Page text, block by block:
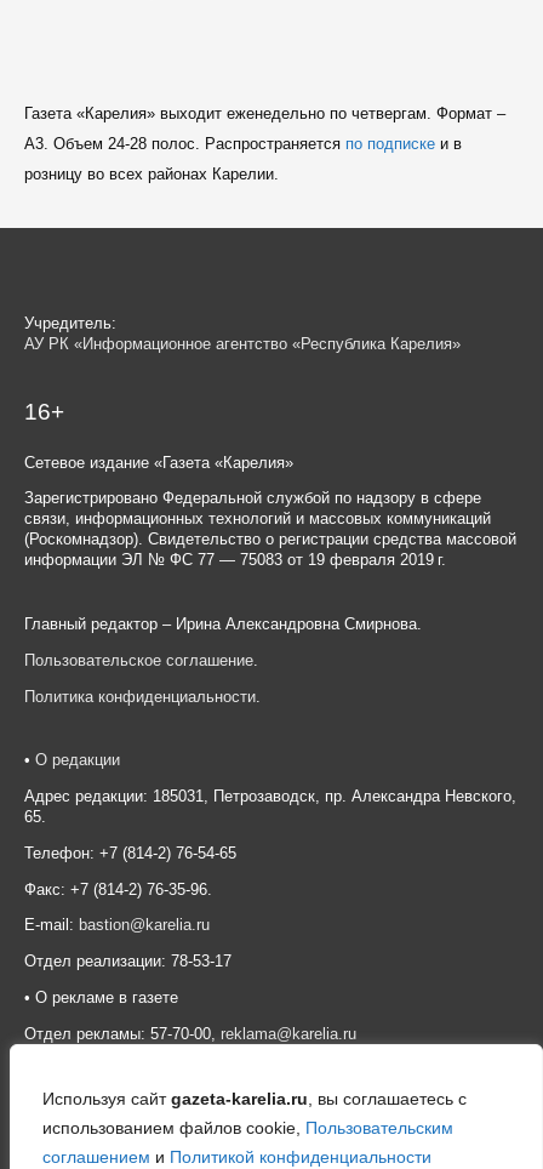
Используя сайтgazeta-karelia.ru , вы соглашаетесь с
использованием файлов cookie, Пользовательским
соглашением и Политикой конфиденциальности
Газета «Карелия» выходит еженедельно по четвергам. Формат –
A3. Объем 24-28 полос. Распространяется по подпискеи в
розницу во всех районах Карелии.
Учредитель:
АУ РК «Информационное агентство «Республика Карелия»
16+
Сетевое издание «Газета «Карелия»
Зарегистрировано Федеральной службой по надзору в сфере
связи, информационных технологий и массовых коммуникаций
(Роскомнадзор). Свидетельство о регистрации средства массовой
информации ЭЛ № ФС 77 — 75083 от 19 февраля 2019 г.
Главный редактор – Ирина Александровна Смирнова.
Пользовательское соглашение
Политика конфиденциальности
• О редакции
Адрес редакции: 185031, Петрозаводск, пр. Александра Невского,
65.
Телефон: +7 (814-2) 76-54-65
Факс: +7 (814-2) 76-35-96.
E-mail: bastion@karelia.ru
Отдел реализации: 78-53-17
• О рекламе в газете
Отдел рекламы: 57-70-00, reklama@karelia.ru